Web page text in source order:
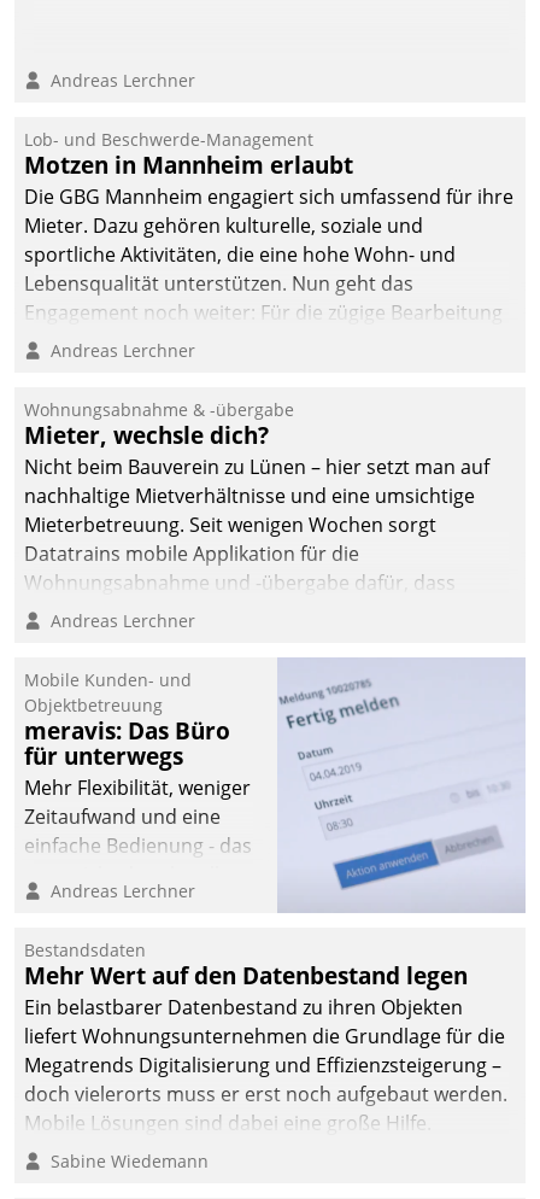
Andreas Lerchner
Lob- und Beschwerde-Management
Motzen in Mannheim erlaubt
Die GBG Mannheim engagiert sich umfassend für ihre
Mieter. Dazu gehören kulturelle, soziale und
sportliche Aktivitäten, die eine hohe Wohn- und
Lebensqualität unterstützen. Nun geht das
Engagement noch weiter: Für die zügige Bearbeitung
von Beschwerden – oder Lob – richtet das
und Beschwerde-Management einen eigenen Kanal
ein.
Andreas Lerchner
Wohnungsabnahme & -übergabe
Mieter, wechsle dich?
Nicht beim Bauverein zu Lünen – hier setzt man auf
nachhaltige Mietverhältnisse und eine umsichtige
Mieterbetreuung. Seit wenigen Wochen sorgt
Datatrains mobile Applikation für die
Wohnungsabnahme und -übergabe dafür, dass
Mieter wohlgeordnet kommen und, so es sein muss,
Andreas Lerchner
Mobile Kunden- und
Objektbetreuung
meravis: Das Büro
für unterwegs
Mehr Flexibilität, weniger
Zeitaufwand und eine
einfache Bedienung - das
Cockpit für mobile
Datatrain. Die meravis
Wohnungsbau- und
Immobilien GmbH hat
sich dabei für den Betrieb
der Lösung über die SAP
Cloud Platform
entschieden - als erstes
Unternehmen am
Andreas Lerchner
Bestandsdaten
Mehr Wert auf den Datenbestand legen
Ein belastbarer Datenbestand zu ihren Objekten
liefert Wohnungsunternehmen die Grundlage für die
Megatrends Digitalisierung und Effizienzsteigerung –
doch vielerorts muss er erst noch aufgebaut werden.
Mobile Lösungen sind dabei eine große Hilfe.
Sabine Wiedemann